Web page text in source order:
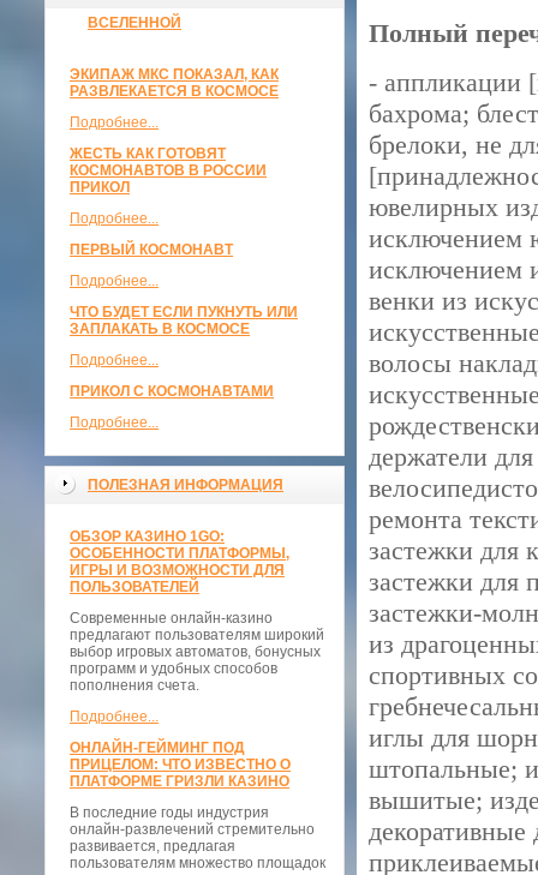
ВСЕЛЕННОЙ
ЭКИПАЖ МКС ПОКАЗАЛ, КАК
РАЗВЛЕКАЕТСЯ В КОСМОСЕ
Подробнее...
ЖЕСТЬ КАК ГОТОВЯТ
КОСМОНАВТОВ В РОССИИ
ПРИКОЛ
Подробнее...
ПЕРВЫЙ КОСМОНАВТ
Подробнее...
ЧТО БУДЕТ ЕСЛИ ПУКНУТЬ ИЛИ
ЗАПЛАКАТЬ В КОСМОСЕ
Подробнее...
ПРИКОЛ С КОСМОНАВТАМИ
Подробнее...
ПОЛЕЗНАЯ ИНФОРМАЦИЯ
ОБЗОР КАЗИНО 1GO:
ОСОБЕННОСТИ ПЛАТФОРМЫ,
ИГРЫ И ВОЗМОЖНОСТИ ДЛЯ
ПОЛЬЗОВАТЕЛЕЙ
Современные онлайн-казино
предлагают пользователям широкий
выбор игровых автоматов, бонусных
программ и удобных способов
пополнения счета.
Подробнее...
ОНЛАЙН-ГЕЙМИНГ ПОД
ПРИЦЕЛОМ: ЧТО ИЗВЕСТНО О
ПЛАТФОРМЕ ГРИЗЛИ КАЗИНО
В последние годы индустрия
онлайн-развлечений стремительно
развивается, предлагая
пользователям множество площадок
Полный
- аппликации
бахрома;
брелоки, не
ювелирных
исключением
исключением
венки из
волосы
держатели
ремонта
застежки для
застежки для
застежки-
из
спортивных
иглы для
штопальные;
вышитые;
декоративные